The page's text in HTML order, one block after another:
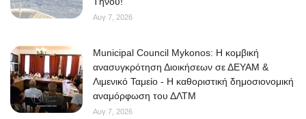
Αυγ 7, 2026
Municipal Council Mykonos: Η κομβική
ανασυγκρότηση Διοικήσεων σε ΔΕΥΑΜ &
Λιμενικό Ταμείο - Η καθοριστική δημοσιονομική
αναμόρφωση του ΔΛΤΜ
Αυγ 7, 2026